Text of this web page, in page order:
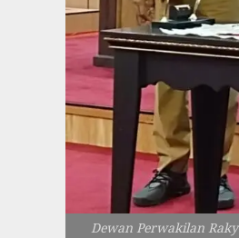
Dewan Perwakilan